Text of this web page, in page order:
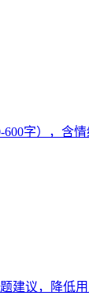
字），含
建议，降低